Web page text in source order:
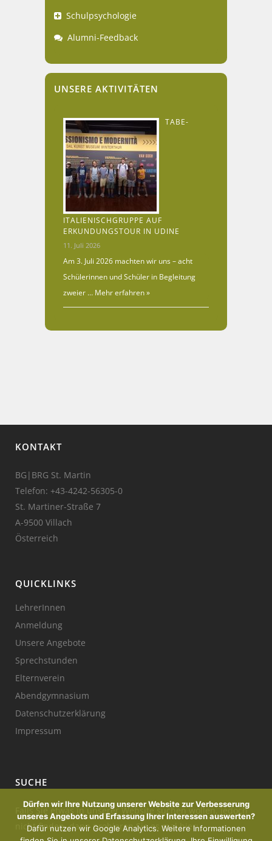
Schulpsychologie
Alumni-Feedback
UNSERE AKTIVITÄTEN
TABE-
ITALIENISCHGRUPPE AUF
ERKUNDUNGSTOUR IN UDINE
11. Juli 2026
Am 3. Juli 2026 machten wir uns – acht
Schülerinnen und Schüler in Begleitung
zweier … Mehr erfahren »
KONTAKT
BG|BRG St. Martin
Telefon: +43-4242-56305-0
St. Martiner-Straße 7
A-9500 Villach
Österreich
QUICKLINKS
LehrerInnen
Anmeldung
Unsere Angebote
Sprechstunden
Elternverein
Abendgymnasium
Datenschutzerklärung
Impressum
SUCHE
Falls Sie etwas in unserer Website suchen wollen, jedoch
nicht finden, dann probieren Sie es mal hier:
Dürfen wir Ihre Nutzung unserer Website zur Verbesserung
unseres Angebots und Erfassung Ihrer Interessen auswerten?
Dafür nutzen wir Google Analytics. Weitere Informationen